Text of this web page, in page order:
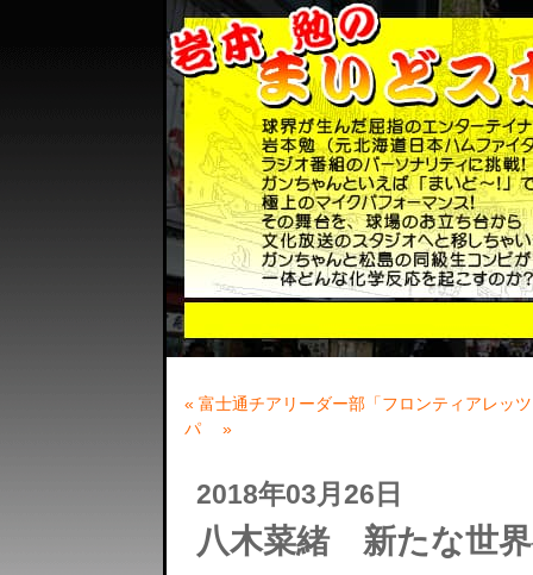
« 富士通チアリーダー部「フロンティアレッ
パ »
2018年03月26日
八木菜緒 新たな世